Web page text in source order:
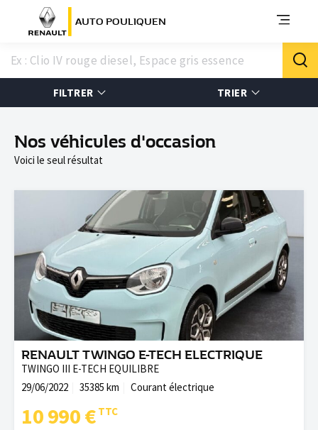
AUTO POULIQUEN
FILTRER TRIER
Nos véhicules d'occasion
Voici le seul résultat
RENAULT TWINGO E-TECH ELECTRIQUE
TWINGO III E-TECH EQUILIBRE
29/06/2022
35385 km Courant électrique
10 990 €